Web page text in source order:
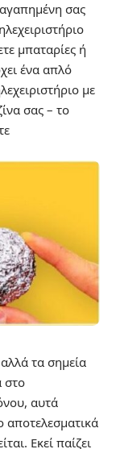
αγαπημένη σας
μπαταρίες ή
ένα απλό
με
σας – το
τα σημεία
στο
αυτά
αποτελεσματικά
Εκεί παίζει